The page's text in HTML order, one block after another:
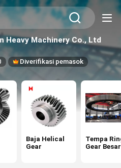
Heavy Machinery Co., Ltd
Diverifikasi pemasok
Baja Helical
Gear
Tempa
Gear Besar